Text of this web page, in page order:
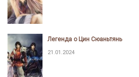
Легенда о Цин Сюаньтянь
21.01.2024